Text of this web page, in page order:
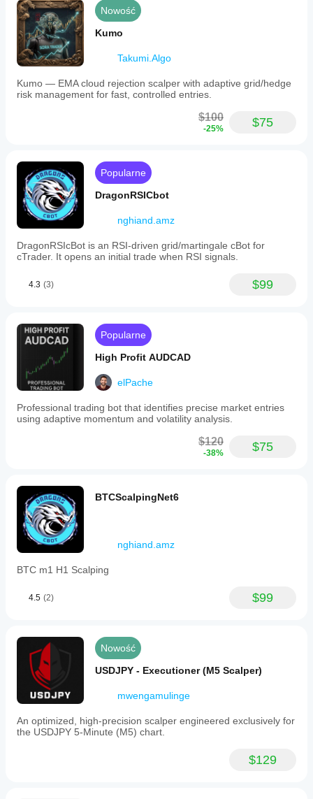
Nowość
Kumo
Takumi.Algo
Kumo — EMA cloud rejection scalper with adaptive grid/hedge
risk management for fast, controlled entries.
$100
-25% $75
Popularne
DragonRSICbot
nghiand.amz
DragonRSIcBot is an RSI-driven grid/martingale cBot for
cTrader. It opens an initial trade when RSI signals.
4.3 (3) $99
Popularne
High Profit AUDCAD
elPache
Professional trading bot that identifies precise market entries
using adaptive momentum and volatility analysis.
$120
-38% $75
BTCScalpingNet6
nghiand.amz
BTC m1 H1 Scalping
4.5 (2) $99
Nowość
USDJPY - Executioner (M5 Scalper)
mwengamulinge
An optimized, high-precision scalper engineered exclusively for
the USDJPY 5-Minute (M5) chart.
$129